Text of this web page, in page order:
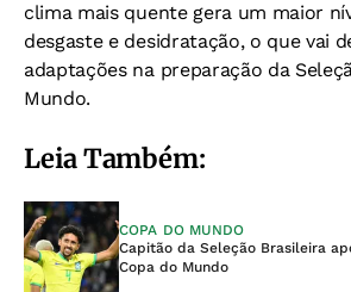
clima mais quente gera um maior
desgaste e desidratação, o que vai
adaptações na preparação da
Mundo.
Leia Também:
COPA DO MUNDO
Capitão da Seleção Brasileira
Copa do Mundo